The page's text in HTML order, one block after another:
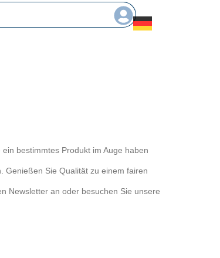
bestimmtes Produkt im Auge haben
Genießen Sie Qualität zu einem fairen
Newsletter an oder besuchen Sie unsere